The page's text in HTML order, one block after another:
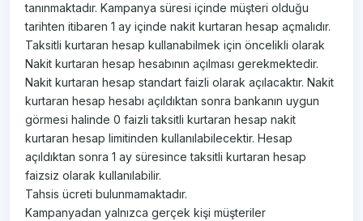
tanınmaktadır. Kampanya süresi içinde müşteri olduğu
tarihten itibaren 1 ay içinde nakit kurtaran hesap açmalıdır.
Taksitli kurtaran hesap kullanabilmek için öncelikli olarak
Nakit kurtaran hesap hesabının açılması gerekmektedir.
Nakit kurtaran hesap standart faizli olarak açılacaktır. Nakit
kurtaran hesap hesabı açıldıktan sonra bankanın uygun
görmesi halinde 0 faizli taksitli kurtaran hesap nakit
kurtaran hesap limitinden kullanılabilecektir. Hesap
açıldıktan sonra 1 ay süresince taksitli kurtaran hesap
faizsiz olarak kullanılabilir.
Tahsis ücreti bulunmamaktadır.
Kampanyadan yalnızca gerçek kişi müşteriler